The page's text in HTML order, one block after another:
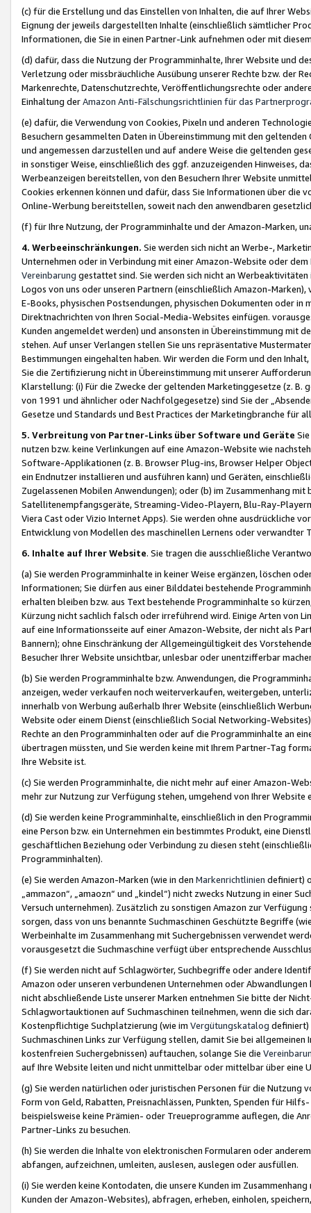
(c) für die Erstellung und das Einstellen von Inhalten, die auf Ihrer
Eignung der jeweils dargestellten Inhalte (einschließlich sämtlicher
Informationen, die Sie in einen Partner-Link aufnehmen oder mit
(d) dafür, dass die Nutzung der Programminhalte, Ihrer Website und
Verletzung oder missbräuchliche Ausübung unserer Rechte bzw. der
Markenrechte, Datenschutzrechte, Veröffentlichungsrechte oder
Einhaltung derAmazon Anti-Fälschungsrichtlinien für das
(e) dafür, die Verwendung von Cookies, Pixeln und anderen
Besuchern gesammelten Daten in Übereinstimmung mit den
und angemessen darzustellen und auf andere Weise die geltenden
in sonstiger Weise, einschließlich des ggf. anzuzeigenden Hinweises,
Werbeanzeigen bereitstellen, von den Besuchern Ihrer Website
Cookies erkennen können und dafür, dass Sie Informationen über die
Online-Werbung bereitstellen, soweit nach den anwendbaren
(f) für Ihre Nutzung, der Programminhalte und der Amazon-Marken,
4. Werbeeinschränkungen. Sie werden sich nicht an Werbe-,
Unternehmen oder in Verbindung mit einer Amazon-Website oder
Vereinbarung gestattet sind. Sie werden sich nicht an
Logos von uns oder unseren Partnern (einschließlich Amazon-
E-Books, physischen Postsendungen, physischen Dokumenten oder in
Direktnachrichten von Ihren Social-Media-Websites einfügen.
Kunden angemeldet werden) und ansonsten in Übereinstimmung mit
stehen. Auf unser Verlangen stellen Sie uns repräsentative
Bestimmungen eingehalten haben. Wir werden die Form und den
Sie die Zertifizierung nicht in Übereinstimmung mit unserer
Klarstellung: (i) Für die Zwecke der geltenden Marketinggesetze (z. B.
von 1991 und ähnlicher oder Nachfolgegesetze) sind Sie der
Gesetze und Standards und Best Practices der Marketingbranche für
5. Verbreitung von Partner-Links über Software und Geräte
nutzen bzw. keine Verlinkungen auf eine Amazon-Website wie
Software-Applikationen (z. B. Browser Plug-ins, Browser Helper
ein Endnutzer installieren und ausführen kann) und Geräten,
Zugelassenen Mobilen Anwendungen); oder (b) im Zusammenhang
Satellitenempfangsgeräte, Streaming-Video-Playern, Blu-Ray-
Viera Cast oder Vizio Internet Apps). Sie werden ohne ausdrückliche
Entwicklung von Modellen des maschinellen Lernens oder
6. Inhalte auf Ihrer Website. Sie tragen die ausschließliche
(a) Sie werden Programminhalte in keiner Weise ergänzen, löschen
Informationen; Sie dürfen aus einer Bilddatei bestehende
erhalten bleiben bzw. aus Text bestehende Programminhalte so
Kürzung nicht sachlich falsch oder irreführend wird. Einige Arten von
auf eine Informationsseite auf einer Amazon-Website, der nicht als
Bannern); ohne Einschränkung der Allgemeingültigkeit des
Besucher Ihrer Website unsichtbar, unlesbar oder unentzifferbar
(b) Sie werden Programminhalte bzw. Anwendungen, die
anzeigen, weder verkaufen noch weiterverkaufen, weitergeben,
innerhalb von Werbung außerhalb Ihrer Website (einschließlich
Website oder einem Dienst (einschließlich Social Networking-
Rechte an den Programminhalten oder auf die Programminhalte an
übertragen müssten, und Sie werden keine mit Ihrem Partner-Tag
Ihre Website ist.
(c) Sie werden Programminhalte, die nicht mehr auf einer Amazon-
mehr zur Nutzung zur Verfügung stehen, umgehend von Ihrer
(d) Sie werden keine Programminhalte, einschließlich in den
eine Person bzw. ein Unternehmen ein bestimmtes Produkt, eine
geschäftlichen Beziehung oder Verbindung zu diesen steht
Programminhalten).
(e) Sie werden Amazon-Marken (wie in den Markenrichtlinien definiert)
„ammazon“, „amaozn“ und „kindel“) nicht zwecks Nutzung in einer
Versuch unternehmen). Zusätzlich zu sonstigen Amazon zur
sorgen, dass von uns benannte Suchmaschinen Geschützte Begriffe
Werbeinhalte im Zusammenhang mit Suchergebnissen verwendet
vorausgesetzt die Suchmaschine verfügt über entsprechende
(f) Sie werden nicht auf Schlagwörter, Suchbegriffe oder andere
Amazon oder unseren verbundenen Unternehmen oder
nicht abschließende Liste unserer Marken entnehmen Sie bitte der
Schlagwortauktionen auf Suchmaschinen teilnehmen, wenn die sich
Kostenpflichtige Suchplatzierung (wie im Vergütungskatalog definiert)
Suchmaschinen Links zur Verfügung stellen, damit Sie bei
kostenfreien Suchergebnissen) auftauchen, solange Sie die
auf Ihre Website leiten und nicht unmittelbar oder mittelbar über eine
(g) Sie werden natürlichen oder juristischen Personen für die Nutzung
Form von Geld, Rabatten, Preisnachlässen, Punkten, Spenden für
beispielsweise keine Prämien- oder Treueprogramme auflegen, die
Partner-Links zu besuchen.
(h) Sie werden die Inhalte von elektronischen Formularen oder
abfangen, aufzeichnen, umleiten, auslesen, auslegen oder ausfüllen.
(i) Sie werden keine Kontodaten, die unsere Kunden im
Kunden der Amazon-Websites), abfragen, erheben, einholen,